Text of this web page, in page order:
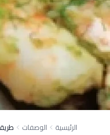
الرئيسية الوصفات